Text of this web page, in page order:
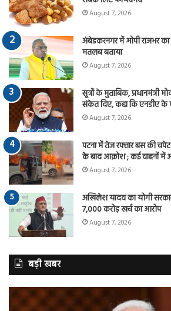
August 7, 2026
अंबेडकरनगर में ओपी राजभर का
मतलब बताया
August 7, 2026
सूत्रों के मुताबिक, प्रधानमंत्री
संकेत दिए, कहा कि एनडीए के
August 7, 2026
पटना में तेज रफ्तार बस की
के बाद आक्रोश ; कई वाहनों में
August 7, 2026
अखिलेश यादव का योगी
7,000 करोड़ खर्च का आरोप
August 7, 2026
बड़ी खबर